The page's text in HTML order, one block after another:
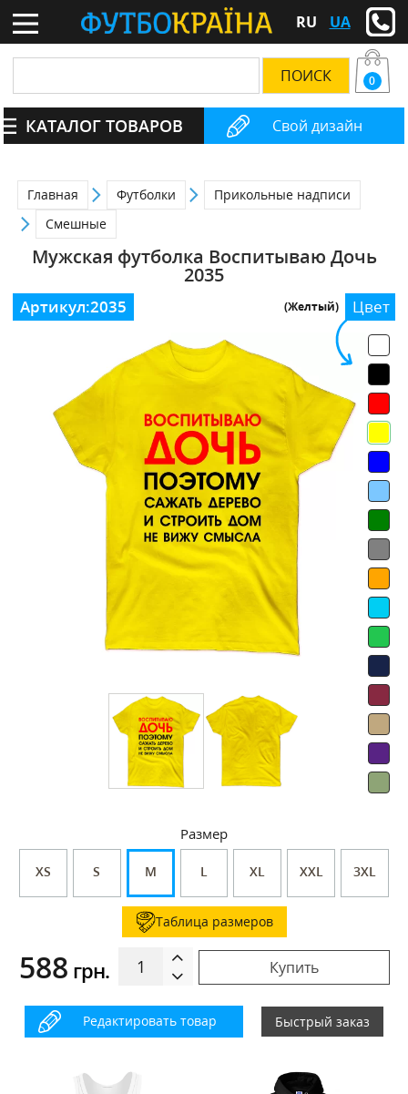
RU UA
Свой дизайн
0
КАТАЛОГ ТОВАРОВ
Главная Футболки
Прикольные надписи
Смешные
Мужская футболка Воспитываю Дочь
2035
Цвет
(Желтый)
Размер
XS S M L XL XXL 3XL
Таблица размеров
588 грн. Купить
Редактировать товар Быстрый заказ
Артикул:2035